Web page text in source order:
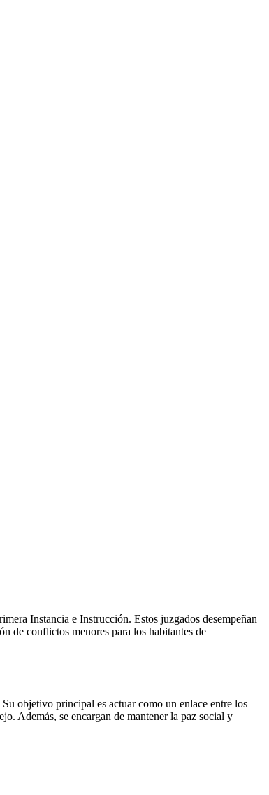
Instancia e Instrucción. Estos juzgados desempeñan
de conflictos menores para los habitantes de
objetivo principal es actuar como un enlace entre los
Además, se encargan de mantener la paz social y